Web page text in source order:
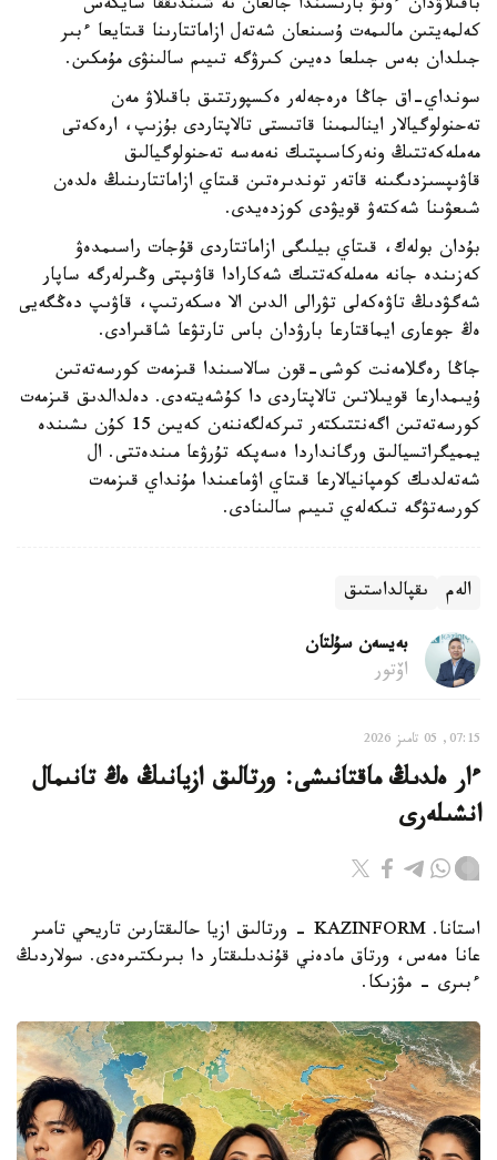
باقىلاۋدان ءوتۋ بارىسىندا جالعان نە شىندىققا سايكەس
كەلمەيتىن مالىمەت ۇسىنعان شەتەل ازاماتتارىنا قىتايعا ءبىر
جىلدان بەس جىلعا دەيىن كىرۋگە تىيىم سالىنۋى مۇمكىن.
سونداي-اق جاڭا ەرەجەلەر ەكسپورتتىق باقىلاۋ مەن
تەحنولوگيالار اينالىمىنا قاتىستى تالاپتاردى بۇزىپ، ارەكەتى
مەملەكەتتىڭ ونەركاسىپتىك نەمەسە تەحنولوگيالىق
قاۋىپسىزدىگىنە قاتەر توندىرەتىن قىتاي ازاماتتارىنىڭ ەلدەن
شىعۋىنا شەكتەۋ قويۋدى كوزدەيدى.
بۇدان بولەك، قىتاي بيلىگى ازاماتتاردى قۇجات راسىمدەۋ
كەزىندە جانە مەملەكەتتىك شەكارادا قاۋىپتى وڭىرلەرگە ساپار
شەگۋدىڭ تاۋەكەلى تۋرالى الدىن الا ەسكەرتىپ، قاۋىپ دەڭگەيى
ەڭ جوعارى ايماقتارعا بارۋدان باس تارتۋعا شاقىرادى.
جاڭا رەگلامەنت كوشى-قون سالاسىندا قىزمەت كورسەتەتىن
ۇيىمدارعا قويىلاتىن تالاپتاردى دا كۇشەيتەدى. دەلدالدىق قىزمەت
كورسەتەتىن اگەنتتىكتەر تىركەلگەننەن كەيىن 15 كۇن ىشىندە
يمميگراتسيالىق ورگانداردا ەسەپكە تۇرۋعا مىندەتتى. ال
شەتەلدىك كومپانيالارعا قىتاي اۋماعىندا مۇنداي قىزمەت
كورسەتۋگە تىكەلەي تىيىم سالىنادى.
الەم ىقپالداستىق
بەيسەن سۇلتان
اۆتور
07:15, 05 تامىز 2026
ءار ەلدىڭ ماقتانىشى: ورتالىق ازيانىڭ ەڭ تانىمال
انشىلەرى
استانا. KAZINFORM - ورتالىق ازيا حالىقتارىن تاريحي تامىر
عانا ەمەس، ورتاق مادەني قۇندىلىقتار دا بىرىكتىرەدى. سولاردىڭ
ءبىرى – مۋزىكا.